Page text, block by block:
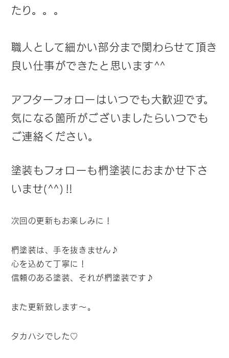
たり。。。
職人として細かい部分まで関わらせて頂き
良い仕事ができたと思います^^
アフターフォローはいつでも大歓迎です。
気になる箇所がございましたらいつでも
ご連絡ください。
塗装もフォローも椚塗装におまかせ下さ
いませ(^^)‼
次回の更新もお楽しみに！
椚塗装は、手を抜きません♪
心を込めて丁寧に！
信頼のある塗装、それが椚塗装です♪
また更新致します～。
タカハシでした♡